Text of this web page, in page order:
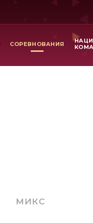
СОРЕВНОВАНИЯ
МИКС